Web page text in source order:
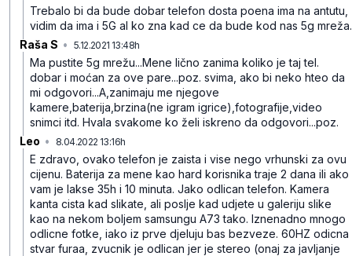
Trebalo bi da bude dobar telefon dosta poena ima na antutu,
vidim da ima i 5G al ko zna kad ce da bude kod nas 5g mreža.
Raša S • 5.12.2021 13:48h
Ma pustite 5g mrežu...Mene lično zanima koliko je taj tel.
dobar i moćan za ove pare...poz. svima, ako bi neko hteo da
mi odgovori...A,zanimaju me njegove
kamere,baterija,brzina(ne igram igrice),fotografije,video
snimci itd. Hvala svakome ko želi iskreno da odgovori...poz.
Leo • 8.04.2022 13:16h
E zdravo, ovako telefon je zaista i vise nego vrhunski za ovu
cijenu. Baterija za mene kao hard korisnika traje 2 dana ili ako
vam je lakse 35h i 10 minuta. Jako odlican telefon. Kamera
kanta cista kad slikate, ali poslje kad udjete u galeriju slike
kao na nekom boljem samsungu A73 tako. Iznenadno mnogo
odlicne fotke, iako iz prve djeluju bas bezveze. 60HZ odicna
stvar furaa, zvucnik je odlican jer je stereo (onaj za javljanje